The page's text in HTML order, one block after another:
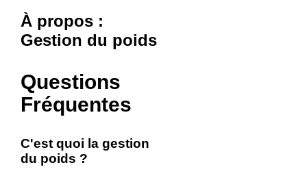
À propos :
Gestion du poids
Questions
Fréquentes
C'est quoi la gestion
du poids ?